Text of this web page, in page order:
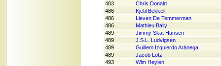
483
Chris Donald
486
Kjetil Bekkeli
486
Lieven De Temmerman
486
Mathieu Bally
489
Jimmy Skat Hansen
489
J.S.L. Ludvigsen
489
Guillem Izquierdo Arànega
489
Jacob Lotz
493
Wim Heylen